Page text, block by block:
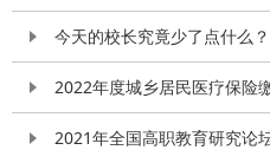
今天的校长究竟少了点什么？
2022年度城乡居民医疗保险
2021年全国高职教育研究论